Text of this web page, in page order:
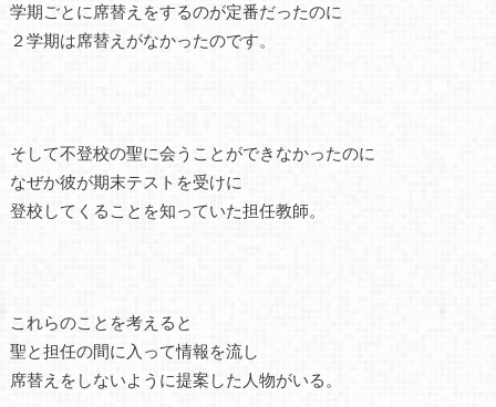
学期ごとに席替えをするのが定番だったのに
２学期は席替えがなかったのです。
そして不登校の聖に会うことができなかったのに
なぜか彼が期末テストを受けに
登校してくることを知っていた担任教師。
これらのことを考えると
聖と担任の間に入って情報を流し
席替えをしないように提案した人物がいる。